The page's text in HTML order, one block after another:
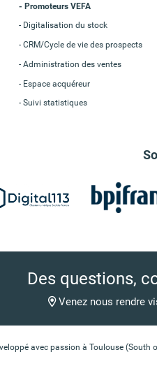
Promoteurs VEFA
Digitalisation du stock
CRM/Cycle de vie des prospects
Administration des ventes
Espace acquéreur
Suivi statistiques
Des questions,
Venez nous rendre
avec passion à Toulouse (South